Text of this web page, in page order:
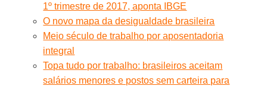
1º trimestre de 2017, aponta IBGE
O novo mapa da desigualdade brasileira
Meio século de trabalho por aposentadoria
integral
Topa tudo por trabalho: brasileiros aceitam
salários menores e postos sem carteira para